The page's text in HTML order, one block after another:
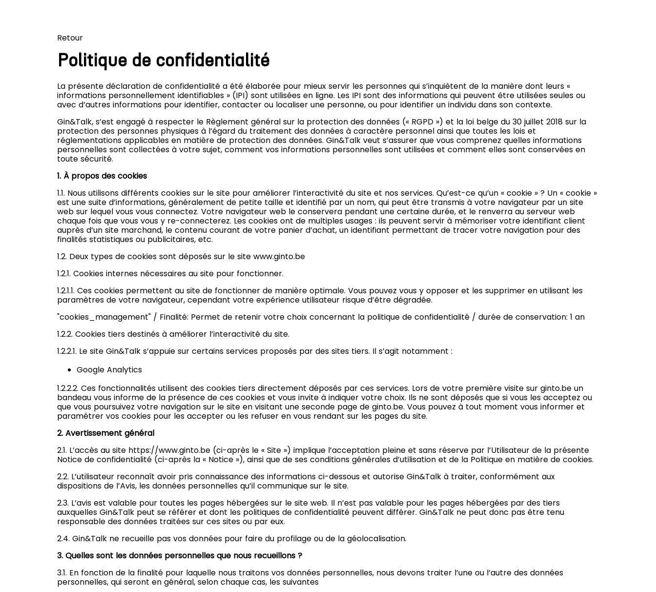
Retour
Politique de confidentialité
La présente déclaration de confidentialité a été élaborée pour mieux servir les personnes qui s’inquiètent de la manière dont leurs «
informations personnellement identifiables » (IPI) sont utilisées en ligne. Les IPI sont des informations qui peuvent être utilisées seules ou
avec d’autres informations pour identifier, contacter ou localiser une personne, ou pour identifier un individu dans son contexte.
Gin&Talk, s’est engagé à respecter le Règlement général sur la protection des données (« RGPD ») et la loi belge du 30 juillet 2018 sur la
protection des personnes physiques à l’égard du traitement des données à caractère personnel ainsi que toutes les lois et
réglementations applicables en matière de protection des données. Gin&Talk veut s’assurer que vous comprenez quelles informations
personnelles sont collectées à votre sujet, comment vos informations personnelles sont utilisées et comment elles sont conservées en
toute sécurité.
1. À propos des cookies
1.1. Nous utilisons différents cookies sur le site pour améliorer l’interactivité du site et nos services. Qu’est-ce qu’un « cookie » ? Un « cookie »
est une suite d’informations, généralement de petite taille et identifié par un nom, qui peut être transmis à votre navigateur par un site
web sur lequel vous vous connectez. Votre navigateur web le conservera pendant une certaine durée, et le renverra au serveur web
chaque fois que vous vous y re-connecterez. Les cookies ont de multiples usages : ils peuvent servir à mémoriser votre identifiant client
auprès d’un site marchand, le contenu courant de votre panier d’achat, un identifiant permettant de tracer votre navigation pour des
finalités statistiques ou publicitaires, etc.
1.2. Deux types de cookies sont déposés sur le site www.ginto.be
1.2.1. Cookies internes nécessaires au site pour fonctionner.
1.2.1.1. Ces cookies permettent au site de fonctionner de manière optimale. Vous pouvez vous y opposer et les supprimer en utilisant les
paramètres de votre navigateur, cependant votre expérience utilisateur risque d’être dégradée.
"cookies_management" / Finalité: Permet de retenir votre choix concernant la politique de confidentialité / durée de conservation: 1 an
1.2.2. Cookies tiers destinés à améliorer l’interactivité du site.
1.2.2.1. Le site Gin&Talk s’appuie sur certains services proposés par des sites tiers. Il s’agit notamment :
Google Analytics
1.2.2.2. Ces fonctionnalités utilisent des cookies tiers directement déposés par ces services. Lors de votre première visite sur ginto.be un
bandeau vous informe de la présence de ces cookies et vous invite à indiquer votre choix. Ils ne sont déposés que si vous les acceptez ou
que vous poursuivez votre navigation sur le site en visitant une seconde page de ginto.be. Vous pouvez à tout moment vous informer et
paramétrer vos cookies pour les accepter ou les refuser en vous rendant sur les pages du site.
2. Avertissement général
2.1. L’accès au site https://www.ginto.be (ci-après le « Site ») implique l’acceptation pleine et sans réserve par l’Utilisateur de la présente
Notice de confidentialité (ci-après la « Notice »), ainsi que de ses conditions générales d’utilisation et de la Politique en matière de cookies.
2.2. L’utilisateur reconnaît avoir pris connaissance des informations ci-dessous et autorise Gin&Talk à traiter, conformément aux
dispositions de l’Avis, les données personnelles qu’il communique sur le site.
2.3. L’avis est valable pour toutes les pages hébergées sur le site web. Il n’est pas valable pour les pages hébergées par des tiers
auxquelles Gin&Talk peut se référer et dont les politiques de confidentialité peuvent différer. Gin&Talk ne peut donc pas être tenu
responsable des données traitées sur ces sites ou par eux.
2.4. Gin&Talk ne recueille pas vos données pour faire du profilage ou de la géolocalisation.
3. Quelles sont les données personnelles que nous recueillons ?
3.1. En fonction de la finalité pour laquelle nous traitons vos données personnelles, nous devons traiter l’une ou l’autre des données
personnelles, qui seront en général, selon chaque cas, les suivantes